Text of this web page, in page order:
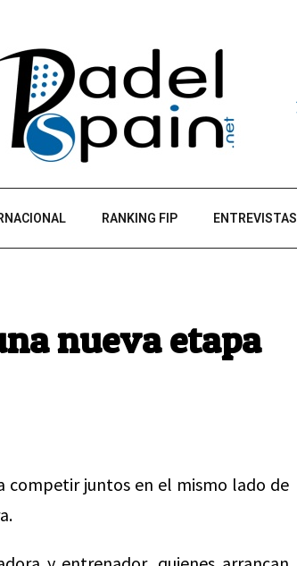
RANKING FIP ENTREVISTAS
nueva etapa
competir juntos en el mismo lado de